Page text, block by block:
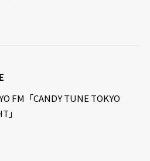
FM「CANDY TUNE TOKYO
」